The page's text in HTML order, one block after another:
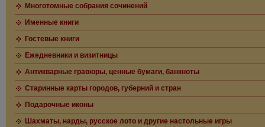
Многотомные собрания сочинений
Именные книги
Гостевые книги
Ежедневники и визитницы
Антикварные гравюры, ценные бумаги, банкноты
Старинные карты городов, губерний и стран
Подарочные иконы
Шахматы, нарды, русское лото и другие настольные игры